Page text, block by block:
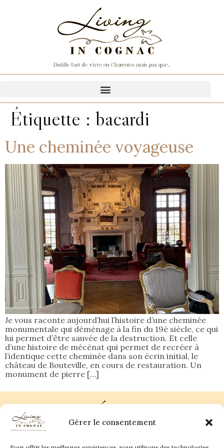
Gérer le consentement
Étiquette : bacardi
Une cheminée voyageuse
Je vous raconte aujourd’hui l’histoire d’une cheminée
monumentale qui déménage à la fin du 19è siècle, ce qui
lui permet d’être sauvée de la destruction. Et celle
d’une histoire de mécénat qui permet de recréer à
l’identique cette cheminée dans son écrin initial, le
château de Bouteville, en cours de restauration. Un
monument de pierre […]